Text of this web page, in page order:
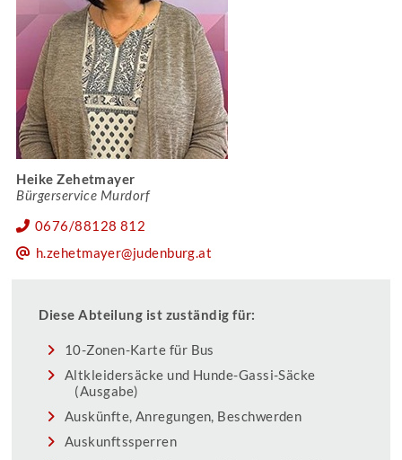
Heike Zehetmayer
Bürgerservice Murdorf
0676/88128 812
h.zehetmayer@judenburg.at
Diese Abteilung ist zuständig für:
10-Zonen-Karte für Bus
Altkleidersäcke und Hunde-Gassi-Säcke
(Ausgabe)
Auskünfte, Anregungen, Beschwerden
Auskunftssperren